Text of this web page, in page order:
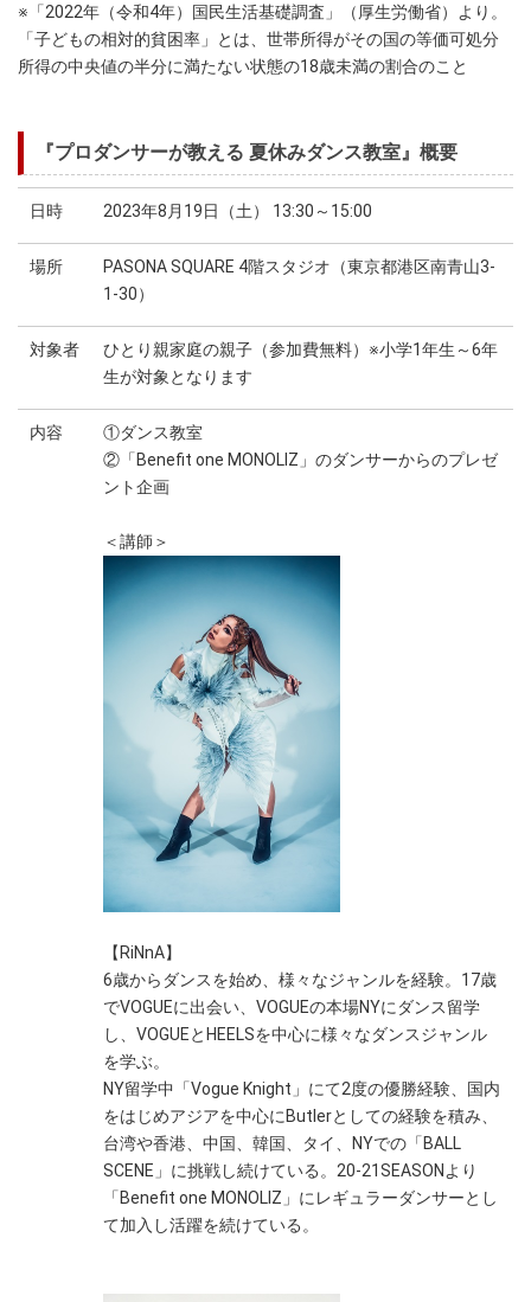
※「2022年（令和4年）国民生活基礎調査」（厚生労働省）より。
「子どもの相対的貧困率」とは、世帯所得がその国の等価可処分
所得の中央値の半分に満たない状態の18歳未満の割合のこと
『プロダンサーが教える 夏休みダンス教室』概要
日時 2023年8月19日（土） 13:30～15:00
場所
PASONA SQUARE 4階スタジオ（東京都港区南青山3-
1-30）
対象者
ひとり親家庭の親子（参加費無料）※小学1年生～6年
生が対象となります
内容
①ダンス教室
②「Benefit one MONOLIZ」のダンサーからのプレゼ
ント企画
＜講師＞
【RiNnA】
6歳からダンスを始め、様々なジャンルを経験。17歳
でVOGUEに出会い、VOGUEの本場NYにダンス留学
し、VOGUEとHEELSを中心に様々なダンスジャンル
を学ぶ。
NY留学中「Vogue Knight」にて2度の優勝経験、国内
をはじめアジアを中心にButlerとしての経験を積み、
台湾や香港、中国、韓国、タイ、NYでの「BALL
SCENE」に挑戦し続けている。20-21SEASONより
「Benefit one MONOLIZ」にレギュラーダンサーとし
て加入し活躍を続けている。